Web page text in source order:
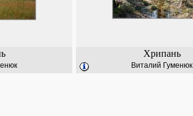
Хрипань
Виталий Гуменюк